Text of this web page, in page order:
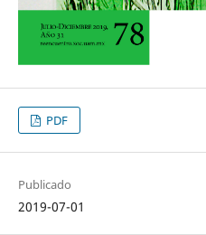
PDF
Publicado
2019-07-01